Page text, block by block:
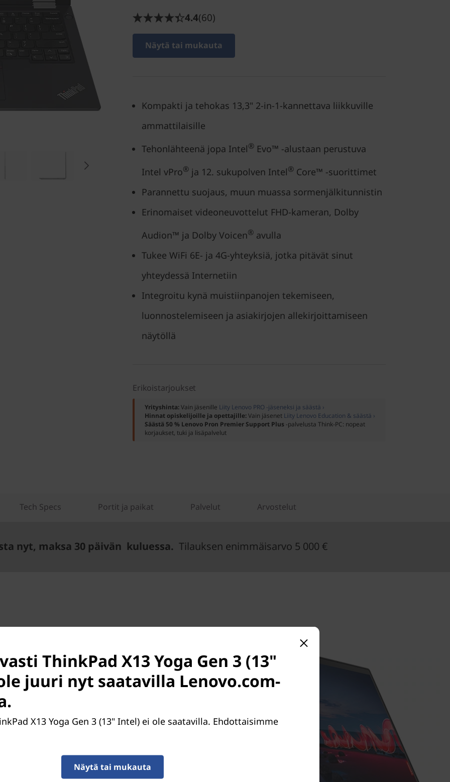
4.4(60)
Näytä tai mukauta
Kompakti ja tehokas 13,3" 2-in-1-kannettava liikkuville
ammattilaisille
Tehonlähteenä jopa Intel® Evo™ -alustaan perustuva
Intel vPro® ja 12. sukupolven Intel® Core™ -suorittimet
Parannettu suojaus, muun muassa sormenjälkitunnistin
Erinomaiset videoneuvottelut FHD-kameran, Dolby
Audion™ ja Dolby Voicen® avulla
Tukee WiFi 6E- ja 4G-yhteyksiä, jotka pitävät sinut
yhteydessä Internetiin
Integroitu kynä muistiinpanojen tekemiseen,
luonnostelemiseen ja asiakirjojen allekirjoittamiseen
näytöllä
Erikoistarjoukset
Yrityshinta:Vain jäsenille Liity Lenovo PRO -jäseneksi ja säästä ›
Hinnat opiskelijoille ja opettajille:Vain jäsenet Liity Lenovo Education & säästä ›
Säästä 50 % Lenovo Pron Premier Support Plus -palvelusta Think-PC: nopeat
korjaukset, tuki ja lisäpalvelut
Tech Specs Portit ja paikat Palvelut Arvostelut
nyt, maksa 30 päivän kuluessa. Tilauksen enimmäisarvo 5 000 €
on Intel
®Core™ -suorittimet,
Intel
tehokkaasti – ja
2-in-1-kannettava on
mukana, ja sen
ThinkPad X13 Yoga Gen 3 (13"
juuri nyt saatavilla Lenovo.com-
X13 Yoga Gen 3 (13" Intel) ei ole saatavilla. Ehdottaisimme
Näytä tai mukauta